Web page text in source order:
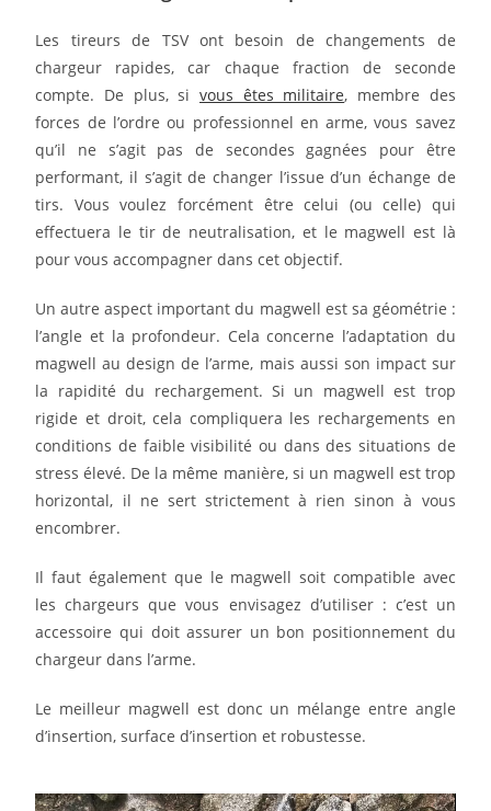
Les tireurs de TSV ont besoin de changements de
chargeur rapides, car chaque fraction de seconde
compte. De plus, si vous êtes militaire, membre des
forces de l’ordre ou professionnel en arme, vous savez
qu’il ne s’agit pas de secondes gagnées pour être
performant, il s’agit de changer l’issue d’un échange de
tirs. Vous voulez forcément être celui (ou celle) qui
effectuera le tir de neutralisation, et le magwell est là
pour vous accompagner dans cet objectif.
Un autre aspect important du magwell est sa géométrie :
l’angle et la profondeur. Cela concerne l’adaptation du
magwell au design de l’arme, mais aussi son impact sur
la rapidité du rechargement. Si un magwell est trop
rigide et droit, cela compliquera les rechargements en
conditions de faible visibilité ou dans des situations de
stress élevé. De la même manière, si un magwell est trop
horizontal, il ne sert strictement à rien sinon à vous
encombrer.
Il faut également que le magwell soit compatible avec
les chargeurs que vous envisagez d’utiliser : c’est un
accessoire qui doit assurer un bon positionnement du
chargeur dans l’arme.
Le meilleur magwell est donc un mélange entre angle
d’insertion, surface d’insertion et robustesse.